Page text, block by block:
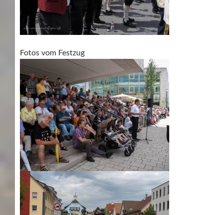
Fotos vom Festzug